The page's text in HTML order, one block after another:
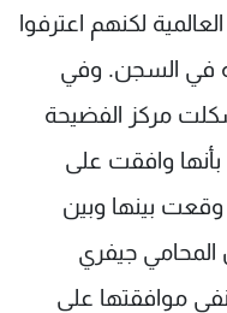
لكنهم اعترفوا
في السجن. وفي
مركز الفضيحة
وافقت على
وقعت بينها وبين
جيفري
موافقتها على